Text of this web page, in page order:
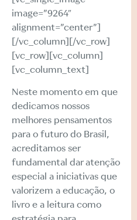
image=”9264″
alignment=”center”]
[/vc_column][/vc_row]
[vc_row][vc_column]
[vc_column_text]
Neste momento em que
dedicamos nossos
melhores pensamentos
para o futuro do Brasil,
acreditamos ser
fundamental dar atenção
especial a iniciativas que
valorizem a educação, o
livro e a leitura como